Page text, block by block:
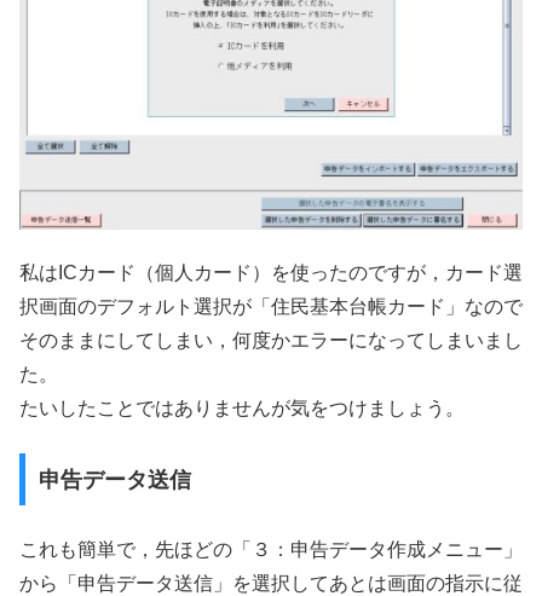
私はICカード（個人カード）を使ったのですが，カード選
択画面のデフォルト選択が「住民基本台帳カード」なので
そのままにしてしまい，何度かエラーになってしまいまし
た。
たいしたことではありませんが気をつけましょう。
申告データ送信
これも簡単で，先ほどの「３：申告データ作成メニュー」
から「申告データ送信」を選択してあとは画面の指示に従